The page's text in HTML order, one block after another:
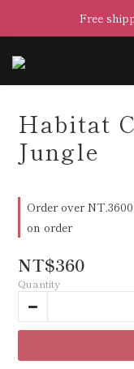
Free
Habitat
Jungle
Order over
on order
NT$360
Quantity